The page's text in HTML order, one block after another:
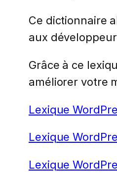
Ce dictionnaire
aux
Grâce à ce
améliorer votre
Lexique
Lexique
Lexique